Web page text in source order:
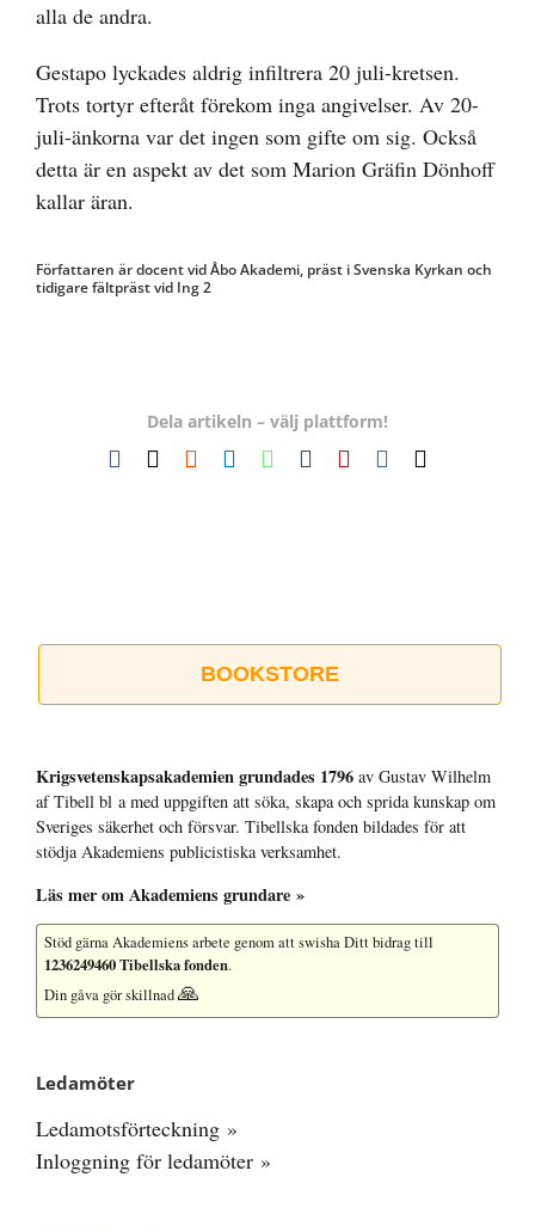
alla de andra.
Gestapo lyckades aldrig infiltrera 20 juli-kretsen.
Trots tortyr efteråt förekom inga angivelser. Av 20-
juli-änkorna var det ingen som gifte om sig. Också
detta är en aspekt av det som Marion Gräfin Dönhoff
kallar äran.
Författaren är docent vid Åbo Akademi, präst i Svenska Kyrkan och
tidigare fältpräst vid Ing 2
Dela artikeln – välj plattform!
Facebook RedditLinkedInWhatsApp
TumblrPinterest
Vk
BOOKSTORE
Krigsvetenskap­sakademien grundades 1796 av Gustav Wilhelm
af Tibell bl a med uppgiften att söka, skapa och sprida kunskap om
Sveriges säkerhet och försvar. Tibellska fonden bildades för att
stödja Akademiens publicistiska verksamhet.
Läs mer om Akademiens grundare »
Stöd gärna Akademiens arbete genom att swisha Ditt bidrag till
1236249460 Tibellska fonden.
Din gåva gör skillnad🙏
Ledamöter
Ledamotsförteckning »
Inloggning för ledamöter »